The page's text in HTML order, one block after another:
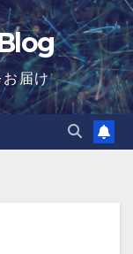
お届け